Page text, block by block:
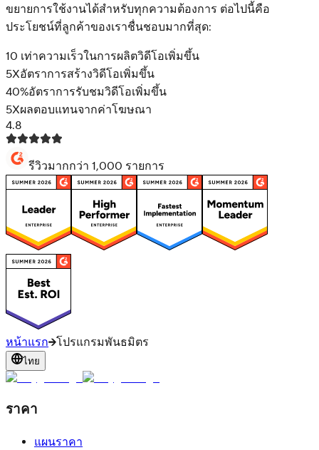
ขยายการใช้งานได้สำหรับทุกความต้องการ ต่อไปนี้คือ
ประโยชน์ที่ลูกค้าของเราชื่นชอบมากที่สุด:
10 เท่าความเร็วในการผลิตวิดีโอเพิ่มขึ้น
5Xอัตราการสร้างวิดีโอเพิ่มขึ้น
40%อัตราการรับชมวิดีโอเพิ่มขึ้น
5Xผลตอบแทนจากค่าโฆษณา
4.8
รีวิวมากกว่า 1,000 รายการ
หน้าแรก โปรแกรมพันธมิตร
ไทย
ราคา
แผนราคา